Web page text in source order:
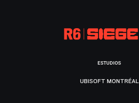
ESTUDIOS
UBISOFT MONTRÉAL